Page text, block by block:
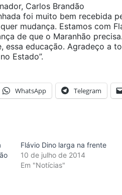
Carlos Brandão
foi muito bem recebida
mudança. Estamos com
de que o Maranhão
essa educação. Agradeço a
Estado”.
WhatsApp Telegram
Flávio Dino larga na frente
10 de julho de 2014
Em "Notícias"